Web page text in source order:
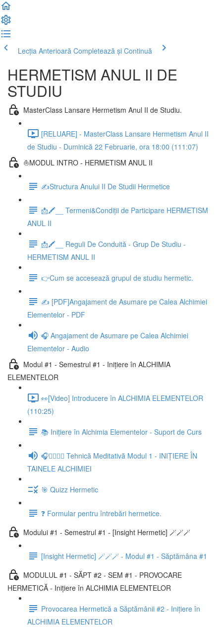
Lecția Anterioară Completează și Continuă
HERMETISM ANUL II DE
STUDIU
MasterClass Lansare Hermetism Anul II de Studiu.
[RELUARE] - MasterClass Lansare Hermetism Anul II
de Studiu - Duminică 22 Februarie, ora 18:00 (111:07)
⛵MODUL INTRO - HERMETISM ANUL II
✍Structura Anului II De Studii Hermetice
📩🖍__ Termeni&Condiții de Participare HERMETISM
ANUL II
📩🖍__ Reguli De Conduită - Grup De Studiu -
HERMETISM ANUL II
👉Cum se accesează grupul de studiu hermetic.
✍ [PDF]Angajament de Asumare pe Calea Alchimiei
Elementelor - PDF
🎧 Angajament de Asumare pe Calea Alchimiei
Elementelor - Audio
Modul #1 - Semestrul #1 - Inițiere în ALCHIMIA
ELEMENTELOR
👀[Video] Introducere în ALCHIMIA ELEMENTELOR
(110:25)
📚 Inițiere în Alchimia Elementelor - Suport de Curs
🎧🧘‍♀️🧘‍♂️ Tehnică Meditativă Modul 1 - INIȚIERE ÎN
TAINELE ALCHIMIEI
🎯 Quizz Hermetic
❓ Formular pentru întrebări hermetice.
Modului #1 - Semestrul #1 - [Insight Hermetic] 🪄🪄🪄
[Insight Hermetic] 🪄🪄🪄 - Modul #1 - Săptămâna #1
MODULUL #1 - SĂPT #2 - SEM #1 - PROVOCARE
HERMETICĂ - Inițiere în ALCHIMIA ELEMENTELOR
Provocarea Hermetică a Săptămânii #2 - Inițiere în
ALCHIMIA ELEMENTELOR